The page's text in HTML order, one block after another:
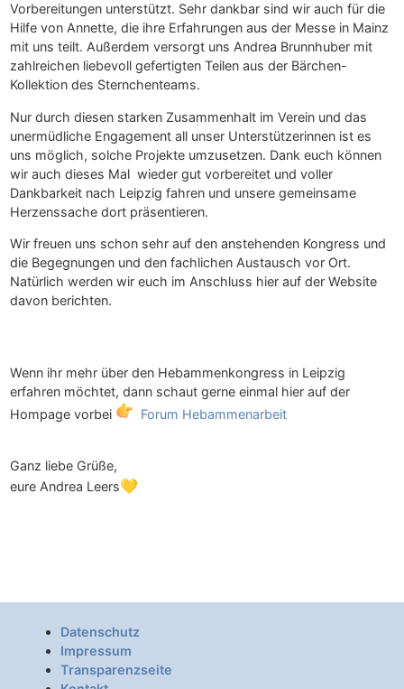
Vorbereitungen unterstützt. Sehr dankbar sind wir auch für die
Hilfe von Annette, die ihre Erfahrungen aus der Messe in Mainz
mit uns teilt. Außerdem versorgt uns Andrea Brunnhuber mit
zahlreichen liebevoll gefertigten Teilen aus der Bärchen-
Kollektion des Sternchenteams.
Nur durch diesen starken Zusammenhalt im Verein und das
unermüdliche Engagement all unser Unterstützerinnen ist es
uns möglich, solche Projekte umzusetzen. Dank euch können
wir auch dieses Mal wieder gut vorbereitet und voller
Dankbarkeit nach Leipzig fahren und unsere gemeinsame
Herzenssache dort präsentieren.
Wir freuen uns schon sehr auf den anstehenden Kongress und
die Begegnungen und den fachlichen Austausch vor Ort.
Natürlich werden wir euch im Anschluss hier auf der Website
davon berichten.
Wenn ihr mehr über den Hebammenkongress in Leipzig
erfahren möchtet, dann schaut gerne einmal hier auf der
Hompage vorbei
Forum Hebammenarbeit
Ganz liebe Grüße,
eure Andrea Leers💛
Datenschutz
Impressum
Transparenzseite